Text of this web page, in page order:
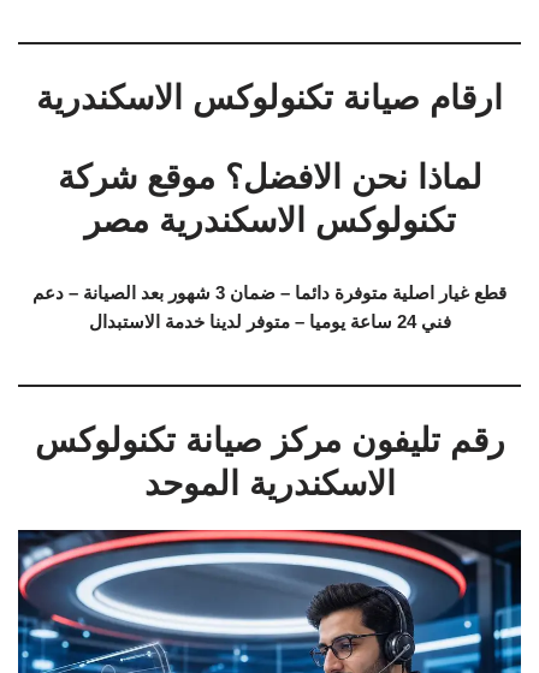
ارقام صيانة تكنولوكس الاسكندرية
لماذا نحن الافضل؟ موقع شركة
تكنولوكس الاسكندرية مصر
قطع غيار اصلية متوفرة دائما – ضمان 3 شهور بعد الصيانة – دعم
فني 24 ساعة يوميا – متوفر لدينا خدمة الاستبدال
رقم تليفون مركز صيانة تكنولوكس
الاسكندرية الموحد